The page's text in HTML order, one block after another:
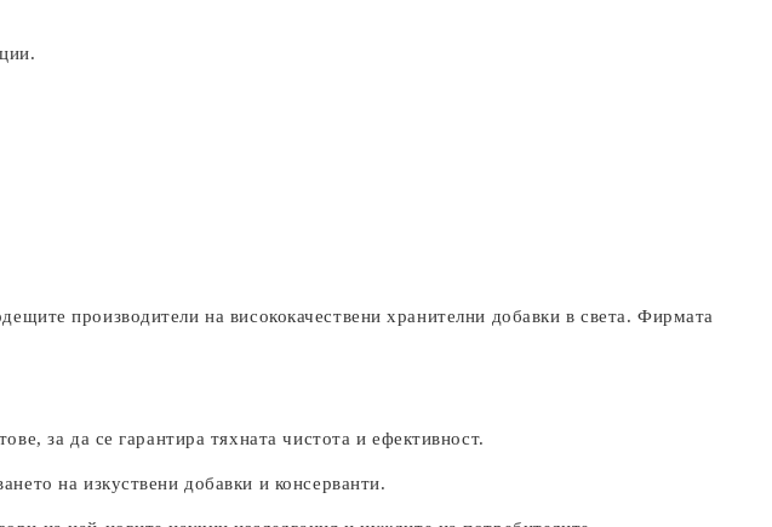
производители на висококачествени хранителни добавки в света. Фирмата
за да се гарантира тяхната чистота и ефективност.
на изкуствени добавки и консерванти.